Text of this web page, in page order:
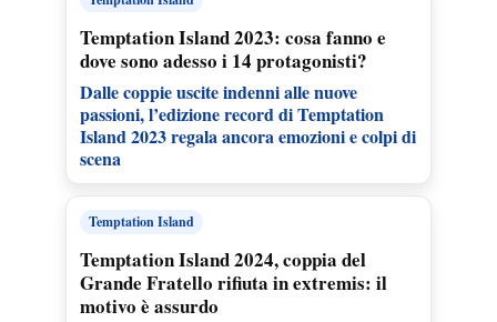
Temptation Island 2023: cosa fanno e
dove sono adesso i 14 protagonisti?
Dalle coppie uscite indenni alle nuove
passioni, l’edizione record di Temptation
Island 2023 regala ancora emozioni e colpi di
scena
Temptation Island
Temptation Island 2024, coppia del
Grande Fratello rifiuta in extremis: il
motivo è assurdo